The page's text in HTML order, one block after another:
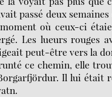
passé deux
où ceux-ci
Les lueurs rouges
peut-être vers la
ce chemin, elle
Il lui était